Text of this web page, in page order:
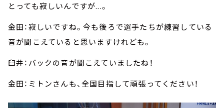
とっても寂しいんですが...。
金田：寂しいですね。今も後ろで選手たちが練習している
音が聞こえていると思いますけれども。
臼井：バックの音が聞こえていましたね！
金田：ミトンさんも、全国目指して頑張ってください！